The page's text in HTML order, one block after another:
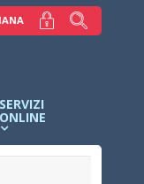
SERVIZI
ONLINE